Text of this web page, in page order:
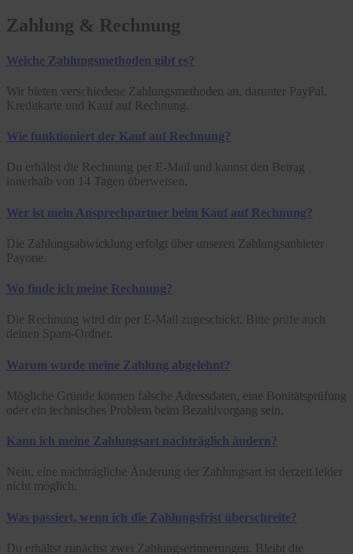
Zahlung & Rechnung
Welche Zahlungsmethoden gibt es?
Wir bieten verschiedene Zahlungsmethoden an, darunter PayPal,
Kreditkarte und Kauf auf Rechnung.
Wie funktioniert der Kauf auf Rechnung?
Du erhältst die Rechnung per E-Mail und kannst den Betrag
innerhalb von 14 Tagen überweisen.
Wer ist mein Ansprechpartner beim Kauf auf Rechnung?
Die Zahlungsabwicklung erfolgt über unseren Zahlungsanbieter
Payone.
Wo finde ich meine Rechnung?
Die Rechnung wird dir per E-Mail zugeschickt. Bitte prüfe auch
deinen Spam-Ordner.
Warum wurde meine Zahlung abgelehnt?
Mögliche Gründe können falsche Adressdaten, eine Bonitätsprüfung
oder ein technisches Problem beim Bezahlvorgang sein.
Kann ich meine Zahlungsart nachträglich ändern?
Nein, eine nachträgliche Änderung der Zahlungsart ist derzeit leider
nicht möglich.
Was passiert, wenn ich die Zahlungsfrist überschreite?
Du erhältst zunächst zwei Zahlungserinnerungen. Bleibt die